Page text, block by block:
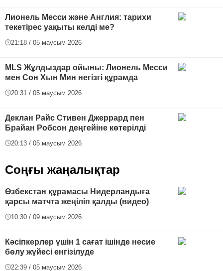
Лионель Месси және Англия: тарихи
текетірес уақыты келді ме?
21:18 / 05 маусым 2026
MLS Жұлдыздар ойыны: Лионель Месси
мен Сон Хын Мин негізгі құрамда
20:31 / 05 маусым 2026
Деклан Райс Стивен Джеррард пен
Брайан Робсон деңгейіне көтерілді
20:13 / 05 маусым 2026
Соңғы жаңалықтар
Өзбекстан құрамасы Нидерландыға
қарсы матчта жеңіліп қалды (видео)
10:30 / 09 маусым 2026
Кәсіпкерлер үшін 1 сағат ішінде несие
бөлу жүйесі енгізілуде
22:39 / 05 маусым 2026